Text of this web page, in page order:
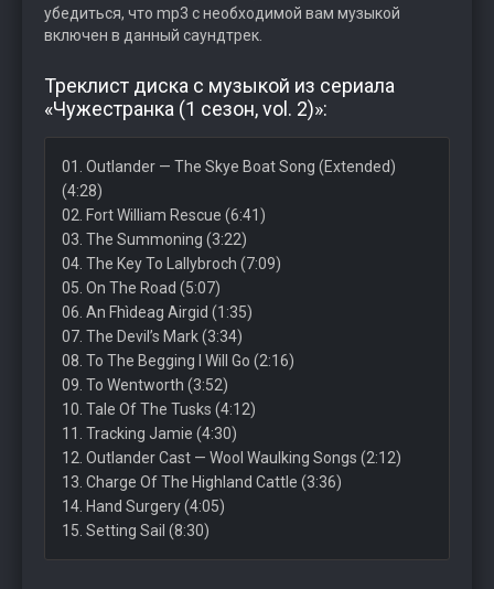
убедиться, что mp3 с необходимой вам музыкой
включен в данный саундтрек.
Треклист диска с музыкой из сериала
«Чужестранка (1 сезон, vol. 2)»:
01. Outlander — The Skye Boat Song (Extended)
(4:28)
02. Fort William Rescue (6:41)
03. The Summoning (3:22)
04. The Key To Lallybroch (7:09)
05. On The Road (5:07)
06. An Fhìdeag Airgid (1:35)
07. The Devil’s Mark (3:34)
08. To The Begging I Will Go (2:16)
09. To Wentworth (3:52)
10. Tale Of The Tusks (4:12)
11. Tracking Jamie (4:30)
12. Outlander Cast — Wool Waulking Songs (2:12)
13. Charge Of The Highland Cattle (3:36)
14. Hand Surgery (4:05)
15. Setting Sail (8:30)